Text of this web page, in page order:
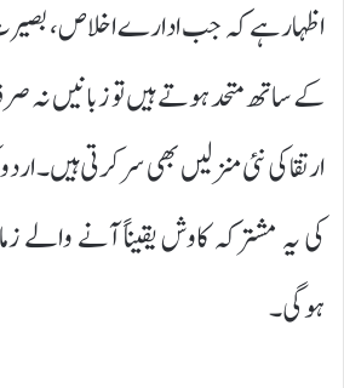
اظہار ہے کہ جب ادارے اخلاص،
کے ساتھ متحد ہوتے ہیں تو زبانیں نہ
ارتقا کی نئی منزلیں بھی سر کرتی ہیں۔
کی یہ مشترکہ کاوش یقیناً آنے والے
ہوگی۔